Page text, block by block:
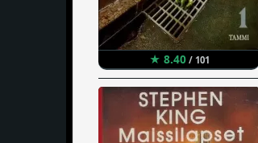
★ 8.40/ 101